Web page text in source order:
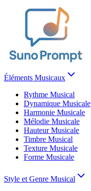
Éléments Musicaux
Rythme Musical
Dynamique Musicale
Harmonie Musicale
Mélodie Musicale
Hauteur Musicale
Timbre Musical
Texture Musicale
Forme Musicale
Style et Genre Musical